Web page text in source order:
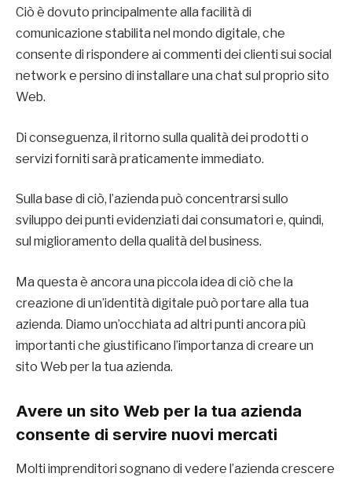
Ciò è dovuto principalmente alla facilità di
comunicazione stabilita nel mondo digitale, che
consente di rispondere ai commenti dei clienti sui social
network e persino di installare una chat sul proprio sito
Web.
Di conseguenza, il ritorno sulla qualità dei prodotti o
servizi forniti sarà praticamente immediato.
Sulla base di ciò, l’azienda può concentrarsi sullo
sviluppo dei punti evidenziati dai consumatori e, quindi,
sul miglioramento della qualità del business.
Ma questa è ancora una piccola idea di ciò che la
creazione di un’identità digitale può portare alla tua
azienda. Diamo un’occhiata ad altri punti ancora più
importanti che giustificano l’importanza di creare un
sito Web per la tua azienda.
Avere un sito Web per la tua azienda
consente di servire nuovi mercati
Molti imprenditori sognano di vedere l’azienda crescere